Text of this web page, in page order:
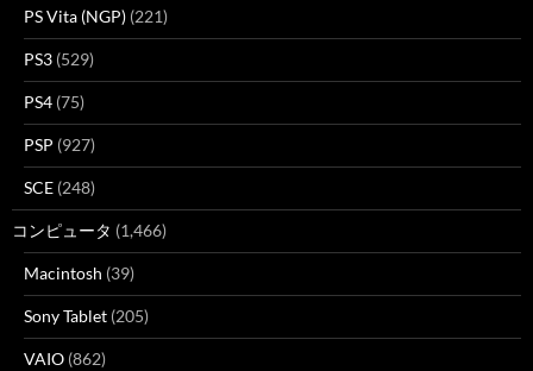
PS Vita (NGP) (221)
PS3 (529)
PS4 (75)
PSP (927)
SCE (248)
コンピュータ (1,466)
Macintosh (39)
Sony Tablet (205)
VAIO (862)